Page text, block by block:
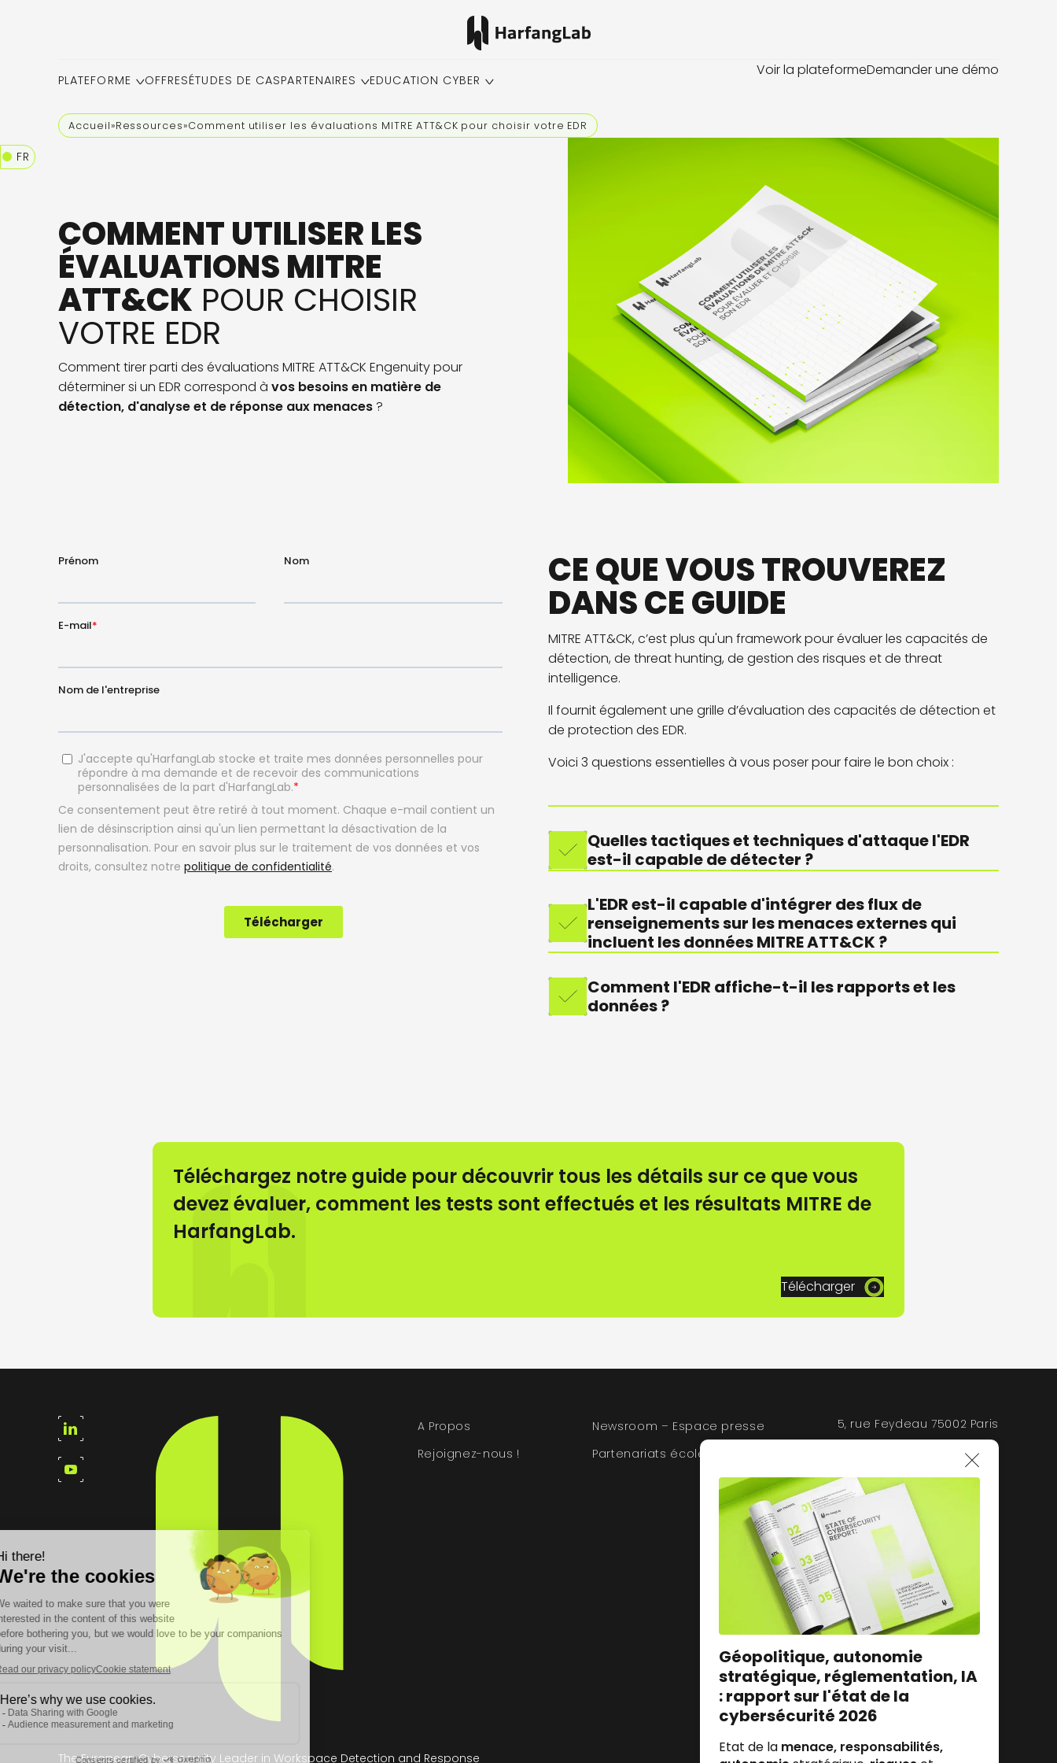
PLATEFORME OFFRESÉTUDES DE CASPARTENAIRES EDUCATION CYBER
Voir la plateformeDemander une démo
FR
Géopolitique, autonomie
stratégique, réglementation, IA
: rapport sur l'état de la
cybersécurité 2026
Etat de la menace, responsabilités,
Accueil»Ressources»Comment utiliser les évaluations MITRE ATT&CK pour choisir votre EDR
COMMENT UTILISER LES
ÉVALUATIONS MITRE
ATT&CK POUR CHOISIR
VOTRE EDR
Comment tirer parti des évaluations MITRE ATT&CK Engenuitypour
déterminer si un EDR correspond à vos besoins en matière de
détection, d'analyse et de réponse aux menaces ?
CE QUE VOUS TROUVEREZ
DANS CE GUIDE
MITRE ATT&CK, c’est plus qu'un frameworkpour évaluer les capacités de
détection, de threathunting, de gestion des risques etde threat
intelligence.
Il fournit également une grille d’évaluation des capacités de détection et
de protection des EDR.
Voici 3 questions essentielles à vous poser pour faire le bon choix :
Quelles tactiques et techniques d'attaque l'EDR
est-il capable de détecter ?
L'EDR est-il capable d'intégrer des flux de
renseignements sur les menaces externes qui
incluent les données MITRE ATT&CK ?
Comment l'EDR affiche-t-il les rapports et les
données ?
Téléchargez notre guide pour découvrir tous les détails sur ce que vous
devez évaluer, comment les tests sont effectués et les résultats MITRE de
HarfangLab.
Télécharger
A Propos
Rejoignez-nous !
Newsroom – Espace presse
Partenariats écoles
5, rue Feydeau 75002 Paris
The European Cybersecurity Leader in Workspace Detection and Response